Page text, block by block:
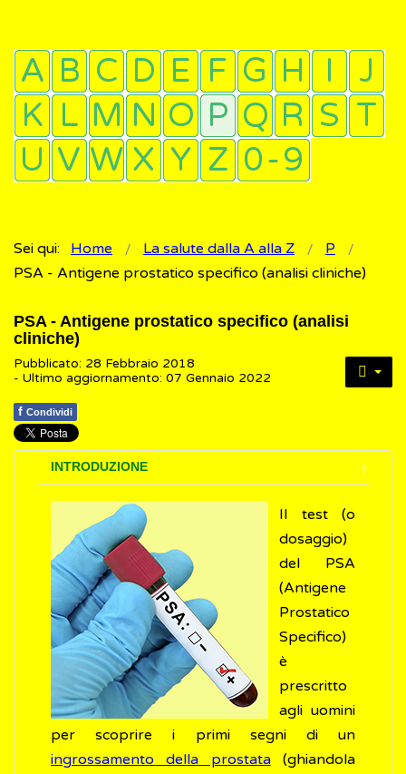
Sei qui: Home La salute dalla A alla Z
P
PSA - Antigene prostatico specifico (analisi cliniche)
PSA - Antigene prostatico specifico (analisi
cliniche)
Pubblicato: 28 Febbraio 2018
- Ultimo aggiornamento: 07 Gennaio 2022
f Condividi
INTRODUZIONE
Il test (o
dosaggio)
del PSA
(Antigene
Prostatico
Specifico)
è
prescritto
agli uomini
per scoprire i primi segni di un
ingrossamento della prostata(ghiandola